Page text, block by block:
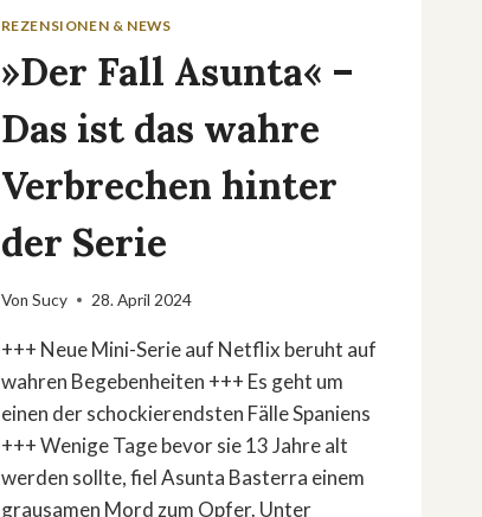
REZENSIONEN & NEWS
»Der Fall Asunta« –
Das ist das wahre
Verbrechen hinter
der Serie
Von Sucy 28. April 2024
+++ Neue Mini-Serie auf Netflix beruht auf
wahren Begebenheiten +++ Es geht um
einen der schockierendsten Fälle Spaniens
+++ Wenige Tage bevor sie 13 Jahre alt
werden sollte, fiel Asunta Basterra einem
grausamen Mord zum Opfer. Unter